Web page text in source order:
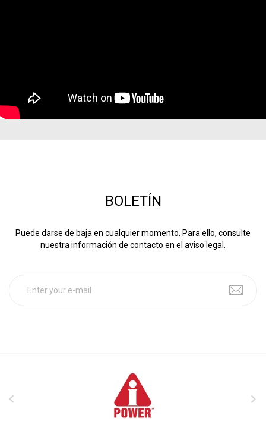
BOLETÍN
Puede darse de baja en cualquier momento. Para ello, consulte
nuestra información de contacto en el aviso legal.
 